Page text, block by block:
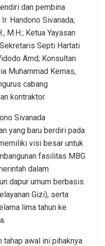
dan pembina
Handono Sivanada;
M.H.; Ketua Yayasan
Septi Hartati
Amd; Konsultan
Muhammad Kemas,
cabang
kontraktor.
Sivanada
yang baru berdiri pada
visi besar untuk
fasilitas MBG.
dalam
dapur umum berbasis
Gizi), serta
lima tahun ke
tahap awal ini pihaknya